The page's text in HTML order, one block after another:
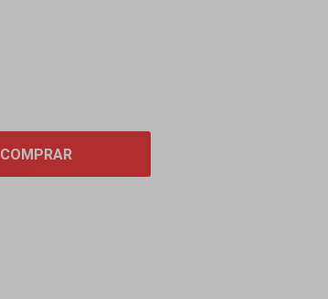
COMPRAR